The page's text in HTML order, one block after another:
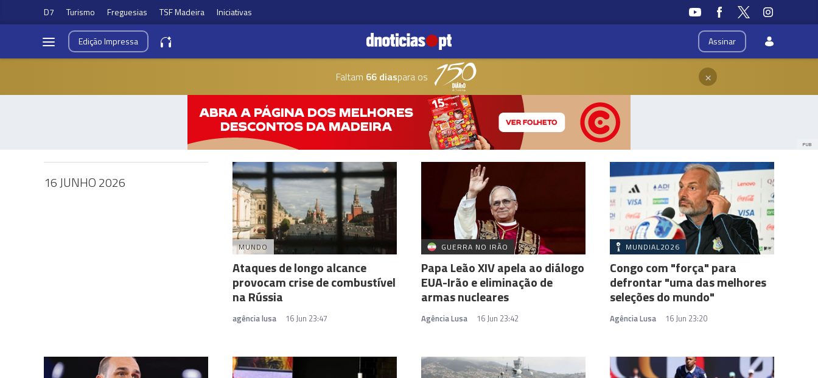
D7 Turismo Freguesias TSF Madeira Iniciativas
Assinar
EdiçãoImpressa
Faltam 66 diaspara os ×
PUB
16 JUNHO 2026
MUNDO
Ataques de longo alcance
provocam crise de combustível
na Rússia
agência lusa 16 Jun 23:47
GUERRA NO IRÃO
Papa Leão XIV apela ao diálogo
EUA-Irão e eliminação de
armas nucleares
Agência Lusa 16 Jun 23:42
MUNDIAL2026
Congo com "força" para
defrontar "uma das melhores
seleções do mundo"
Agência Lusa 16 Jun 23:20